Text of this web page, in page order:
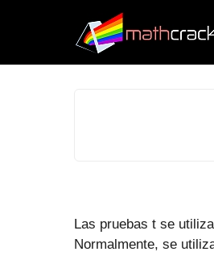
Las pruebas t se
Normalmente, se